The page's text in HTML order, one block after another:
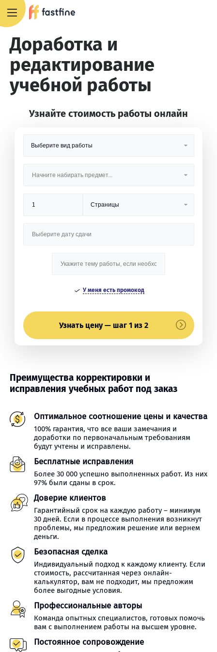
Доработка и
редактирование
учебной работы
Узнайте стоимость работы онлайн
У меня есть промокод
Узнать цену — шаг 1 из 2
Преимущества корректировки и
исправления учебных работ под заказ
Оптимальное соотношение цены и качества
100% гарантия, что все ваши замечания и
доработки по первоначальным требованиям
будут учтены и исправлены.
Бесплатные исправления
Более 30 000 успешно выполненных работ. Из них
97% были сданы в срок.
Доверие клиентов
Гарантийный срок на каждую работу – минимум
30 дней. Если в процессе выполнения возникнут
проблемы, мы предложим решение или вернем
деньги.
Безопасная сделка
Индивидуальный подход к каждому клиенту. Если
стоимость, рассчитанная через онлайн-
калькулятор, вам не подходит, мы предложим
более выгодные условия.
Профессиональные авторы
Команда опытных специалистов, готовых помочь
вам с выполнением работы на высшем уровне.
Постоянное сопровождение